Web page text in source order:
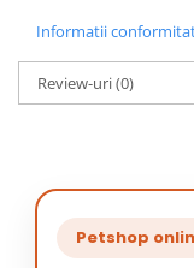
Informatii
Review-uri(0)
Petshop